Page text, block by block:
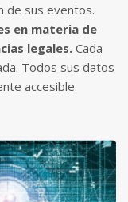
de sus eventos.
en materia de
legales. Cada
Todos sus datos
accesible.